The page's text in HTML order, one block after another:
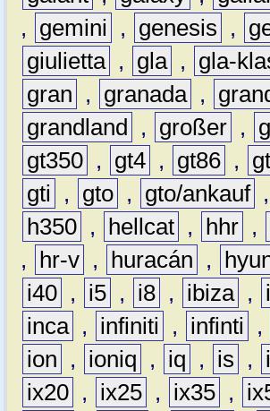
,
gemini , genesis ,
giulietta , gla , gla-
gran
, granada ,
grandland
, großer ,
gt350 , gt4 , gt86 ,
gti
, gto , gto/ankauf ,
h350 , hellcat , hhr ,
,
hr-v , huracán ,
i40 , i5 , i8 , ibiza ,
inca , infiniti , infinti ,
ion
, ioniq , iq , is ,
ix20 , ix25 , ix35 ,